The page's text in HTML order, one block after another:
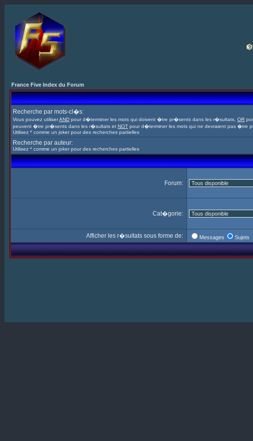
France Five Index du Forum
Recherche par mots-cl�s:
Vous pouvez utiliserAND pour d�terminer les mots qui doivent �tre pr�sents dans les r�sultats, OR
peuvent �tre pr�sents dans les r�sultats et NOT pour d�terminer les mots qui ne devraient pas �tre
Utilisez * comme un joker pour des recherches partielles
Recherche par auteur:
Utilisez * comme un joker pour des recherches partielles
Forum:
Cat�gorie:
Afficher les r�sultats sous forme de: Messages Sujets